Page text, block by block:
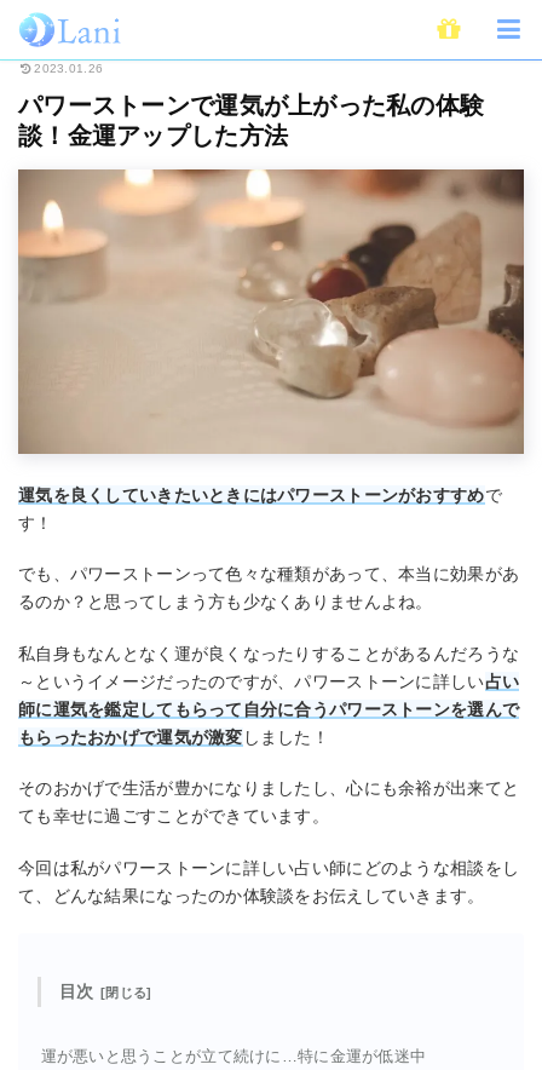
ホーム スピリチュアル パワーストーンで運気が上がっ
2023.01.26
パワーストーンで運気が上がった私の体験
談！金運アップした方法
運気を良くしていきたいときにはパワーストーンがおすすめで
す！
でも、パワーストーンって色々な種類があって、本当に効果があ
るのか？と思ってしまう方も少なくありませんよね。
私自身もなんとなく運が良くなったりすることがあるんだろうな
～というイメージだったのですが、パワーストーンに詳しい占い
師に運気を鑑定してもらって自分に合うパワーストーンを選んで
もらったおかげで運気が激変 しました！
そのおかげで生活が豊かになりましたし、心にも余裕が出来てと
ても幸せに過ごすことができています。
今回は私がパワーストーンに詳しい占い師にどのような相談をし
て、どんな結果になったのか体験談をお伝えしていきます。
目次
運が悪いと思うことが立て続けに…特に金運が低迷中